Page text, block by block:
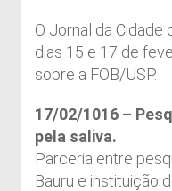
O Jornal da Cidade
dias 15 e 17 de
sobre a FOB/USP.
17/02/1016 –
pela saliva.
Parceria entre
Bauru e instituição